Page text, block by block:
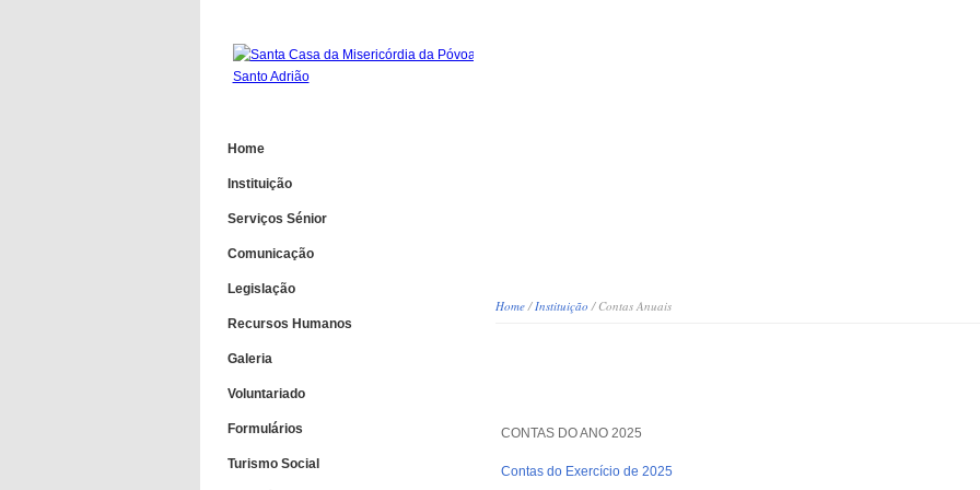
Home
Instituição
Serviços Sénior
Comunicação
Legislação
Recursos Humanos
Galeria
Voluntariado
Formulários
Turismo Social
Home/Instituição / Contas Anuais
CONTAS DO ANO 2025
Contas do Exercício de 2025